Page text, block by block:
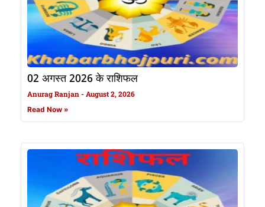
02 अगस्त 2026 के राशिफल
Anurag Ranjan August 2, 2026
Read Now »